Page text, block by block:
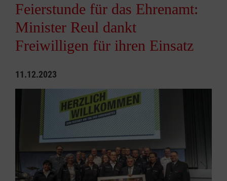
Feierstunde für das Ehrenamt:
Minister Reul dankt
Freiwilligen für ihren Einsatz
11.12.2023